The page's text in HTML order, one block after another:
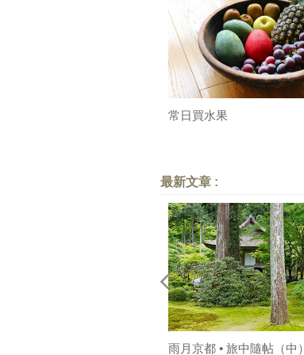
常日買水果
最新文章 :
雨月京都 • 旅中隨帖（中）